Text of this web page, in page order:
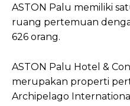
ASTON Palu memiliki
ruang pertemuan
626 orang.
ASTON Palu Hotel &
merupakan properti
Archipelago